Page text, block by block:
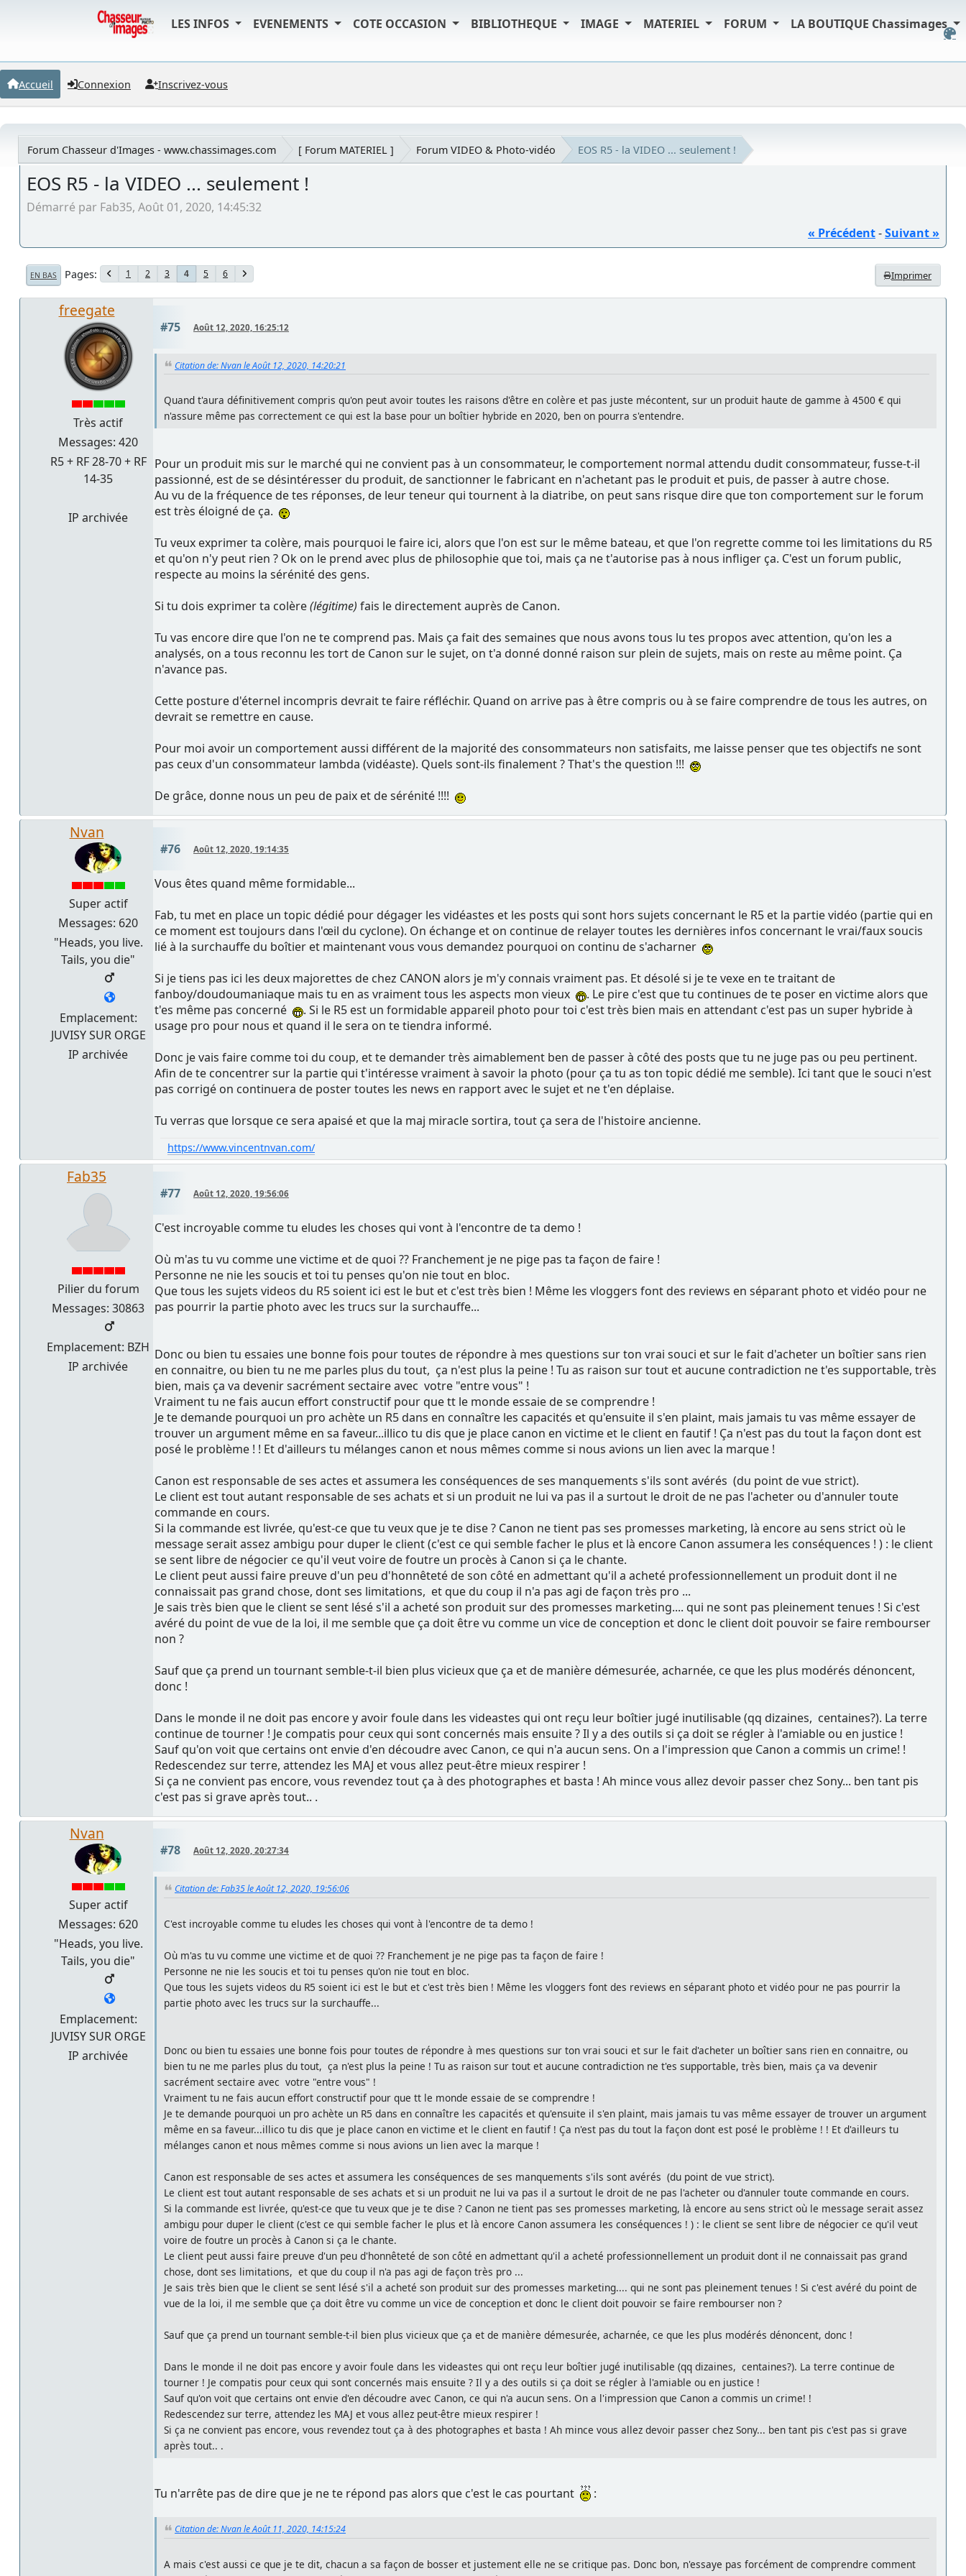
LES INFOS EVENEMENTS COTE OCCASION BIBLIOTHEQUE IMAGE MATERIEL FORUM LA BOUTIQUE Chassimages
Accueil Connexion Inscrivez-vous
Forum Chasseur d'Images - www.chassimages.com [ Forum MATERIEL ] Forum VIDEO & Photo-vidéo EOS R5 - la VIDEO ... seulement !
EOS R5 - la VIDEO ... seulement !
Démarré par Fab35, Août 01, 2020, 14:45:32
« Précédent-Suivant »
Imprimer
EN BAS Pages 1 2 3 4 5 6
freegate
Très actif
Messages: 420
R5 + RF 28-70 + RF
14-35
IP archivée
#75 Août 12, 2020, 16:25:12
Citation de: Nvan le Août 12, 2020, 14:20:21
Quand t'aura définitivement compris qu'on peut avoir toutes les raisons d'être en colère et pas juste mécontent, sur un produit haute de gamme à 4500 € qui
n'assure même pas correctement ce qui est la base pour un boîtier hybride en 2020, ben on pourra s'entendre.
Pour un produit mis sur le marché qui ne convient pas à un consommateur, le comportement normal attendu dudit consommateur, fusse-t-il
passionné, est de se désintéresser du produit, de sanctionner le fabricant en n'achetant pas le produit et puis, de passer à autre chose.
Au vu de la fréquence de tes réponses, de leur teneur qui tournent à la diatribe, on peut sans risque dire que ton comportement sur le forum
est très éloigné de ça.
Tu veux exprimer ta colère, mais pourquoi le faire ici, alors que l'on est sur le même bateau, et que l'on regrette comme toi les limitations du R5
et qu'on n'y peut rien ? Ok on le prend avec plus de philosophie que toi, mais ça ne t'autorise pas à nous infliger ça. C'est un forum public,
respecte au moins la sérénité des gens.
Si tu dois exprimer ta colère(légitime) fais le directement auprès de Canon.
Tu vas encore dire que l'on ne te comprend pas. Mais ça fait des semaines que nous avons tous lu tes propos avec attention, qu'on les a
analysés, on a tous reconnu les tort de Canon sur le sujet, on t'a donné donné raison sur plein de sujets, mais on reste au même point. Ça
n'avance pas.
Cette posture d'éternel incompris devrait te faire réfléchir. Quand on arrive pas à être compris ou à se faire comprendre de tous les autres, on
devrait se remettre en cause.
Pour moi avoir un comportement aussi différent de la majorité des consommateurs non satisfaits, me laisse penser que tes objectifs ne sont
pas ceux d'un consommateur lambda (vidéaste). Quels sont-ils finalement ? That's the question !!!
De grâce, donne nous un peu de paix et de sérénité !!!!
Nvan
Super actif
Messages: 620
"Heads, you live.
Tails, you die"
Emplacement:
JUVISY SUR ORGE
IP archivée
#76 Août 12, 2020, 19:14:35
Vous êtes quand même formidable...
Fab, tu met en place un topic dédié pour dégager les vidéastes et les posts qui sont hors sujets concernant le R5 et la partie vidéo (partie qui en
ce moment est toujours dans l'œil du cyclone). On échange et on continue de relayer toutes les dernières infos concernant le vrai/faux soucis
lié à la surchauffe du boîtier et maintenant vous vous demandez pourquoi on continu de s'acharner
Si je tiens pas ici les deux majorettes de chez CANON alors je m'y connais vraiment pas. Et désolé si je te vexe en te traitant de
fanboy/doudoumaniaque mais tu en as vraiment tous les aspects mon vieux
. Le pire c'est que tu continues de te poser en victime alors que
t'es même pas concerné
. Si le R5 est un formidable appareil photo pour toi c'est très bien mais en attendant c'est pas un super hybride à
usage pro pour nous et quand il le sera on te tiendra informé.
Donc je vais faire comme toi du coup, et te demander très aimablement ben de passer à côté des posts que tu ne juge pas ou peu pertinent.
Afin de te concentrer sur la partie qui t'intéresse vraiment à savoir la photo (pour ça tu as ton topic dédié me semble). Ici tant que le souci n'est
pas corrigé on continuera de poster toutes les news en rapport avec le sujet et ne t'en déplaise.
Tu verras que lorsque ce sera apaisé et que la maj miracle sortira, tout ça sera de l'histoire ancienne.
https://www.vincentnvan.com/
Fab35
Pilier du forum
Messages: 30863
Emplacement: BZH
IP archivée
#77 Août 12, 2020, 19:56:06
C'est incroyable comme tu eludes les choses qui vont à l'encontre de ta demo !
Où m'as tu vu comme une victime et de quoi ?? Franchement je ne pige pas ta façon de faire !
Personne ne nie les soucis et toi tu penses qu'on nie tout en bloc.
Que tous les sujets videos du R5 soient ici est le but et c'est très bien ! Même les vloggers font des reviews en séparant photo et vidéo pour ne
pas pourrir la partie photo avec les trucs sur la surchauffe...
Donc ou bien tu essaies une bonne fois pour toutes de répondre à mes questions sur ton vrai souci et sur le fait d'acheter un boîtier sans rien
en connaitre, ou bien tu ne me parles plus du tout, ça n'est plus la peine ! Tu as raison sur tout et aucune contradiction ne t'es supportable, très
bien, mais ça va devenir sacrément sectaire avec votre "entre vous" !
Vraiment tu ne fais aucun effort constructif pour que tt le monde essaie de se comprendre !
Je te demande pourquoi un pro achète un R5 dans en connaître les capacités et qu'ensuite il s'en plaint, mais jamais tu vas même essayer de
trouver un argument même en sa faveur...illico tu dis que je place canon en victime et le client en fautif ! Ça n'est pas du tout la façon dont est
posé le problème ! ! Et d'ailleurs tu mélanges canon et nous mêmes comme si nous avions un lien avec la marque !
Canon est responsable de ses actes et assumera les conséquences de ses manquements s'ils sont avérés (du point de vue strict).
Le client est tout autant responsable de ses achats et si un produit ne lui va pas il a surtout le droit de ne pas l'acheter ou d'annuler toute
commande en cours.
Si la commande est livrée, qu'est-ce que tu veux que je te dise ? Canon ne tient pas ses promesses marketing, là encore au sens strict où le
message serait assez ambigu pour duper le client (c'est ce qui semble facher le plus et là encore Canon assumera les conséquences ! ) : le client
se sent libre de négocier ce qu'il veut voire de foutre un procès à Canon si ça le chante.
Le client peut aussi faire preuve d'un peu d'honnêteté de son côté en admettant qu'il a acheté professionnellement un produit dont il ne
connaissait pas grand chose, dont ses limitations, et que du coup il n'a pas agi de façon très pro ...
Je sais très bien que le client se sent lésé s'il a acheté son produit sur des promesses marketing.... qui ne sont pas pleinement tenues ! Si c'est
avéré du point de vue de la loi, il me semble que ça doit être vu comme un vice de conception et donc le client doit pouvoir se faire rembourser
non ?
Sauf que ça prend un tournant semble-t-il bien plus vicieux que ça et de manière démesurée, acharnée, ce que les plus modérés dénoncent,
donc !
Dans le monde il ne doit pas encore y avoir foule dans les videastes qui ont reçu leur boîtier jugé inutilisable (qq dizaines, centaines?). La terre
continue de tourner ! Je compatis pour ceux qui sont concernés mais ensuite ? Il y a des outils si ça doit se régler à l'amiable ou en justice !
Sauf qu'on voit que certains ont envie d'en découdre avec Canon, ce qui n'a aucun sens. On a l'impression que Canon a commis un crime! !
Redescendez sur terre, attendez les MAJ et vous allez peut-être mieux respirer !
Si ça ne convient pas encore, vous revendez tout ça à des photographes et basta ! Ah mince vous allez devoir passer chez Sony... ben tant pis
c'est pas si grave après tout.. .
Nvan
Super actif
Messages: 620
"Heads, you live.
Tails, you die"
Emplacement:
JUVISY SUR ORGE
IP archivée
#78 Août 12, 2020, 20:27:34
Citation de: Fab35 le Août 12, 2020, 19:56:06
C'est incroyable comme tu eludes les choses qui vont à l'encontre de ta demo !
Où m'as tu vu comme une victime et de quoi ?? Franchement je ne pige pas ta façon de faire !
Personne ne nie les soucis et toi tu penses qu'on nie tout en bloc.
Que tous les sujets videos du R5 soient ici est le but et c'est très bien ! Même les vloggers font des reviews en séparant photo et vidéo pour ne pas pourrir la
partie photo avec les trucs sur la surchauffe...
Donc ou bien tu essaies une bonne fois pour toutes de répondre à mes questions sur ton vrai souci et sur le fait d'acheter un boîtier sans rien en connaitre, ou
bien tu ne me parles plus du tout, ça n'est plus la peine ! Tu as raison sur tout et aucune contradiction ne t'es supportable, très bien, mais ça va devenir
sacrément sectaire avec votre "entre vous" !
Vraiment tu ne fais aucun effort constructif pour que tt le monde essaie de se comprendre !
Je te demande pourquoi un pro achète un R5 dans en connaître les capacités et qu'ensuite il s'en plaint, mais jamais tu vas même essayer de trouver un argument
même en sa faveur...illico tu dis que je place canon en victime et le client en fautif ! Ça n'est pas du tout la façon dont est posé le problème ! ! Et d'ailleurs tu
mélanges canon et nous mêmes comme si nous avions un lien avec la marque !
Canon est responsable de ses actes et assumera les conséquences de ses manquements s'ils sont avérés (du point de vue strict).
Le client est tout autant responsable de ses achats et si un produit ne lui va pas il a surtout le droit de ne pas l'acheter ou d'annuler toute commande en cours.
Si la commande est livrée, qu'est-ce que tu veux que je te dise ? Canon ne tient pas ses promesses marketing, là encore au sens strict où le message serait assez
ambigu pour duper le client (c'est ce qui semble facher le plus et là encore Canon assumera les conséquences ! ) : le client se sent libre de négocier ce qu'il veut
voire de foutre un procès à Canon si ça le chante.
Le client peut aussi faire preuve d'un peu d'honnêteté de son côté en admettant qu'il a acheté professionnellement un produit dont il ne connaissait pas grand
chose, dont ses limitations, et que du coup il n'a pas agi de façon très pro ...
Je sais très bien que le client se sent lésé s'il a acheté son produit sur des promesses marketing.... qui ne sont pas pleinement tenues ! Si c'est avéré du point de
vue de la loi, il me semble que ça doit être vu comme un vice de conception et donc le client doit pouvoir se faire rembourser non ?
Sauf que ça prend un tournant semble-t-il bien plus vicieux que ça et de manière démesurée, acharnée, ce que les plus modérés dénoncent, donc !
Dans le monde il ne doit pas encore y avoir foule dans les videastes qui ont reçu leur boîtier jugé inutilisable (qq dizaines, centaines?). La terre continue de
tourner ! Je compatis pour ceux qui sont concernés mais ensuite ? Il y a des outils si ça doit se régler à l'amiable ou en justice !
Sauf qu'on voit que certains ont envie d'en découdre avec Canon, ce qui n'a aucun sens. On a l'impression que Canon a commis un crime! !
Redescendez sur terre, attendez les MAJ et vous allez peut-être mieux respirer !
Si ça ne convient pas encore, vous revendez tout ça à des photographes et basta ! Ah mince vous allez devoir passer chez Sony... ben tant pis c'est pas si grave
après tout.. .
Tu n'arrête pas de dire que je ne te répond pas alors que c'est le cas pourtant :
Citation de: Nvan le Août 11, 2020, 14:15:24
A mais c'est aussi ce que je te dit, chacun a sa façon de bosser et justement elle ne se critique pas. Donc bon, n'essaye pas forcément de comprendre comment